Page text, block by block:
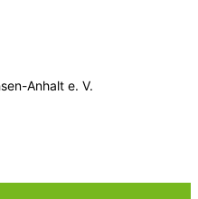
Anhalt e. V.